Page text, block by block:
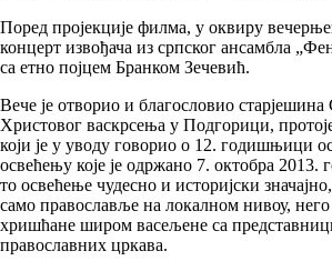
Поред пројекције филма, у оквиру
концерт извођача из српског ансамбла
са етно појцем Бранком Зечевић.
Вече је отворио и благословио
Христовог васкрсења у Подгорици,
који је у уводу говорио о 12. годишњици
освећењу које је одржано 7. октобра 2013.
то освећење чудесно и историјски
само православље на локалном нивоу,
хришћане широм васељене са
православних цркава.